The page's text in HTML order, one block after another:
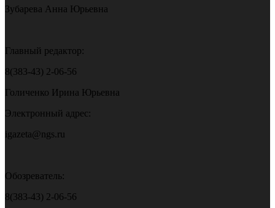
Зубарева Анна Юрьевна
Главный редактор:
8(383-43) 2-06-56
Голиченко Ирина Юрьевна
Электронный адрес:
igazeta@ngs.ru
Обозреватель:
8(383-43) 2-06-56